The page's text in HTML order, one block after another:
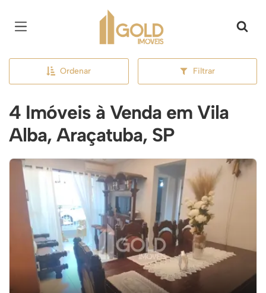
Página inicial
Ordenar Filtrar
4 Imóveis à Venda em Vila
Alba, Araçatuba, SP